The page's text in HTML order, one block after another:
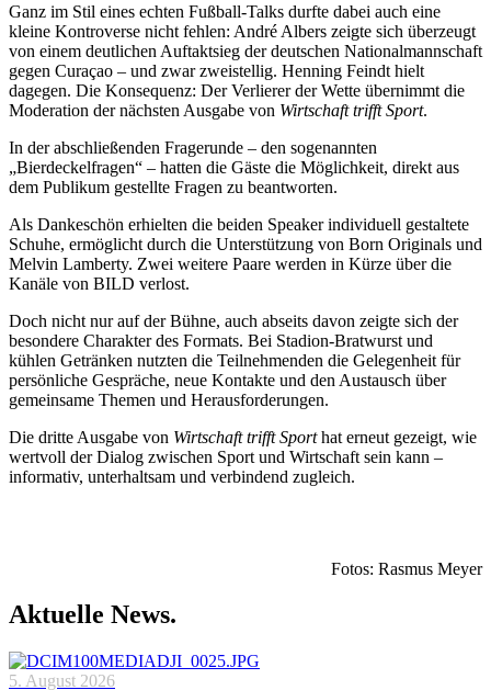
Ganz im Stil eines echten Fußball-Talks durfte dabei auch eine
kleine Kontroverse nicht fehlen: André Albers zeigte sich überzeugt
von einem deutlichen Auftaktsieg der deutschen Nationalmannschaft
gegen Curaçao – und zwar zweistellig. Henning Feindt hielt
dagegen. Die Konsequenz: Der Verlierer der Wette übernimmt die
Moderation der nächsten Ausgabe von Wirtschaft trifft Sport.
In der abschließenden Fragerunde – den sogenannten
„Bierdeckelfragen“ – hatten die Gäste die Möglichkeit, direkt aus
dem Publikum gestellte Fragen zu beantworten.
Als Dankeschön erhielten die beiden Speaker individuell gestaltete
Schuhe, ermöglicht durch die Unterstützung von Born Originals und
Melvin Lamberty. Zwei weitere Paare werden in Kürze über die
Kanäle von BILD verlost.
Doch nicht nur auf der Bühne, auch abseits davon zeigte sich der
besondere Charakter des Formats. Bei Stadion-Bratwurst und
kühlen Getränken nutzten die Teilnehmenden die Gelegenheit für
persönliche Gespräche, neue Kontakte und den Austausch über
gemeinsame Themen und Herausforderungen.
Die dritte Ausgabe von Wirtschaft trifft Sporthat erneut gezeigt, wie
wertvoll der Dialog zwischen Sport und Wirtschaft sein kann –
informativ, unterhaltsam und verbindend zugleich.
Fotos: Rasmus Meyer
Aktuelle News.
5. August 2026